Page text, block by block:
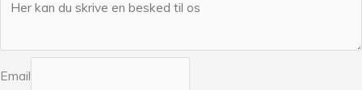
Email